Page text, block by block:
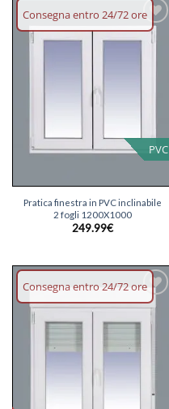
Consegna entro 24/72 ore
PVC
Aggiungi
lista dei
Pratica finestra in PVC inclinabile
2 fogli 1200X1000
249.99€
Consegna entro 24/72 ore
Aggiungi
desideri